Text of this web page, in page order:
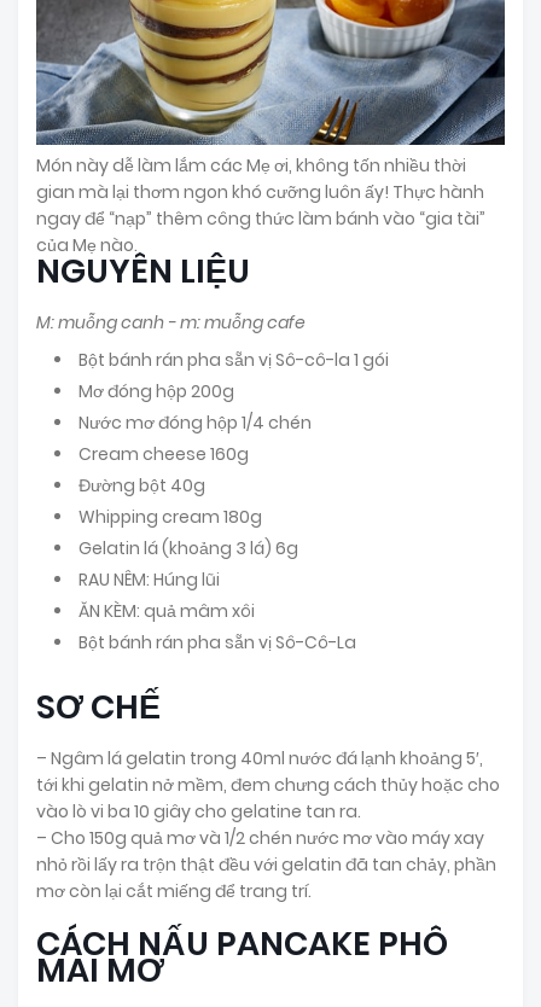
Món này dễ làm lắm các Mẹ ơi, không tốn nhiều thời
gian mà lại thơm ngon khó cưỡng luôn ấy! Thực hành
ngay để “nạp” thêm công thức làm bánh vào “gia tài”
của Mẹ nào.
NGUYÊN LIỆU
M: muỗng canh - m: muỗng cafe
Bột bánh rán pha sẵn vị Sô-cô-la 1 gói
Mơ đóng hộp 200g
Nước mơ đóng hộp 1/4 chén
Cream cheese 160g
Đường bột 40g
Whipping cream 180g
Gelatin lá (khoảng 3 lá) 6g
RAU NÊM: Húng lũi
ĂN KÈM: quả mâm xôi
Bột bánh rán pha sẵn vị Sô-Cô-La
SƠ CHẾ
– Ngâm lá gelatin trong 40ml nước đá lạnh khoảng 5′,
tới khi gelatin nở mềm, đem chưng cách thủy hoặc cho
vào lò vi ba 10 giây cho gelatine tan ra.
– Cho 150g quả mơ và 1/2 chén nước mơ vào máy xay
nhỏ rồi lấy ra trộn thật đều với gelatin đã tan chảy, phần
mơ còn lại cắt miếng để trang trí.
CÁCH NẤU PANCAKE PHÔ
MAI MƠ